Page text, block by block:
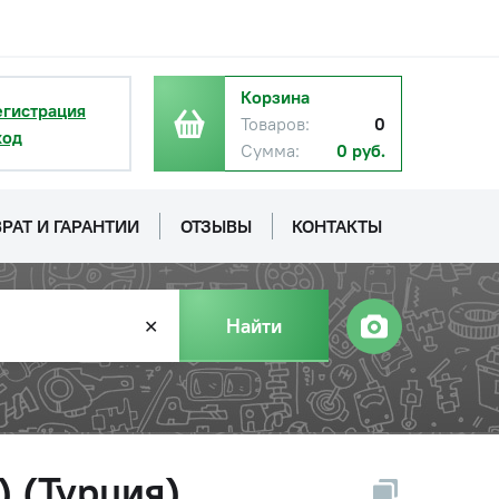
Корзина
Товаров:
0
Сумма:
0 руб.
И ГАРАНТИИ ОТЗЫВЫ КОНТАКТЫ
✕ Найти